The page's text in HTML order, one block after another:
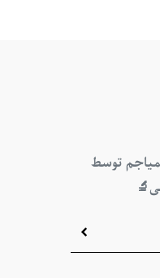
توسط
🔬